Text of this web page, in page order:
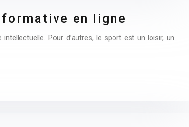
en ligne
Pour d’autres, le sport est un loisir, un